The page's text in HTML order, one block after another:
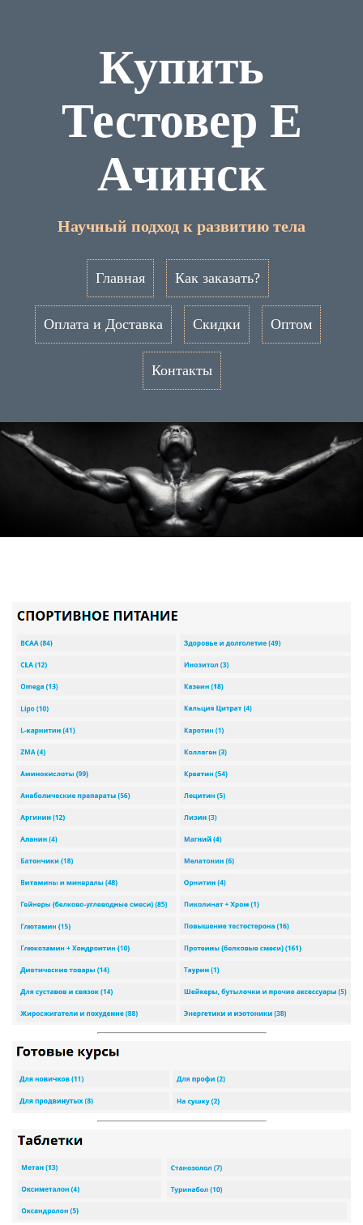
Купить
Тестовер Е
Ачинск
Научный подход к развитию тела
Главная Как заказать?
Оплата и Доставка Скидки Оптом
Контакты